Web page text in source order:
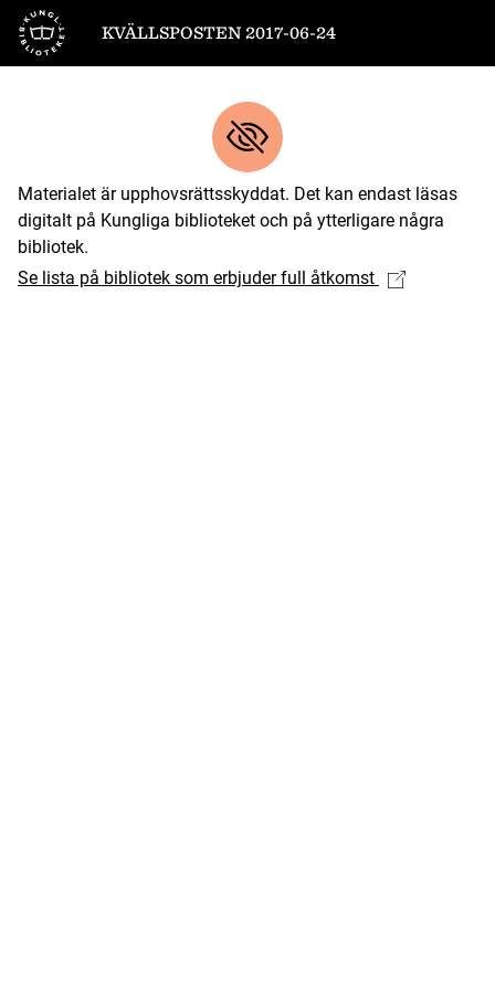
Till startsidan
KVÄLLSPOSTEN 2017-06-24
Materialet är upphovsrättsskyddat. Det kan endast läsas
digitalt på Kungliga biblioteket och på ytterligare några
bibliotek.
Se lista på bibliotek som erbjuder full åtkomst